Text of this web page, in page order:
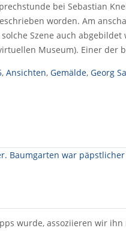
bei Sebastian
worden. Am
Szene auch abgebildet
Museum). Einer der
, Ansichten, Gemälde, Georg
wurde, assoziieren wir